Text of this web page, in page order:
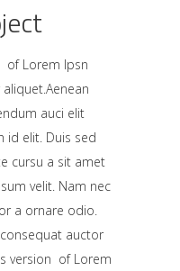
of Lorem Ipsn
auci elit
id elit. Duis sed
cursu a sit amet
velit. Nam nec
a ornare odio.
auctor
version of Lorem